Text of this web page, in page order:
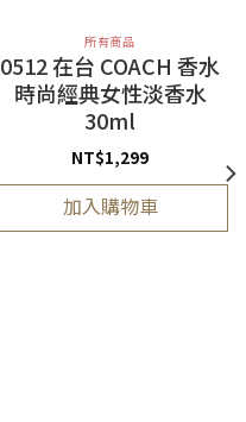
所有商品
0512 在台 COACH 香水
時尚經典女性淡香水
30ml
NT$1,299
加入購物車